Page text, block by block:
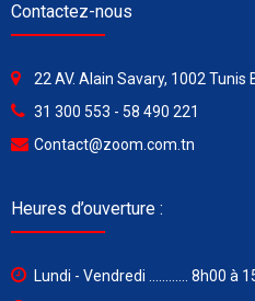
Contactez-nous
22 AV. Alain Savary, 1002 Tunis
31 300 553 - 58 490 221
Contact@zoom.com.tn
Heures d’ouverture :
Lundi - Vendredi ............ 8h00 à